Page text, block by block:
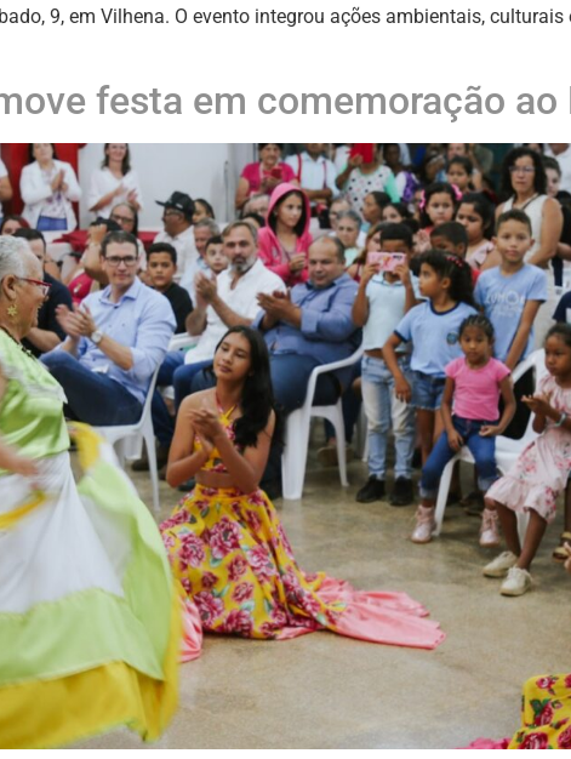
9, em Vilhena. O evento integrou ações ambientais,
festa em comemoração ao